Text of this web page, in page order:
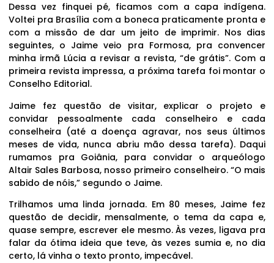
Dessa vez finquei pé, ficamos com a capa indígena.
Voltei pra Brasília com a boneca praticamente pronta e
com a missão de dar um jeito de imprimir. Nos dias
seguintes, o Jaime veio pra Formosa, pra convencer
minha irmã Lúcia a revisar a revista, “de grátis”. Com a
primeira revista impressa, a próxima tarefa foi montar o
Conselho Editorial.
Jaime fez questão de visitar, explicar o projeto e
convidar pessoalmente cada conselheiro e cada
conselheira (até a doença agravar, nos seus últimos
meses de vida, nunca abriu mão dessa tarefa). Daqui
rumamos pra Goiânia, para convidar o arqueólogo
Altair Sales Barbosa, nosso primeiro conselheiro. “O mais
sabido de nóis,” segundo o Jaime.
Trilhamos uma linda jornada. Em 80 meses, Jaime fez
questão de decidir, mensalmente, o tema da capa e,
quase sempre, escrever ele mesmo. Às vezes, ligava pra
falar da ótima ideia que teve, às vezes sumia e, no dia
certo, lá vinha o texto pronto, impecável.